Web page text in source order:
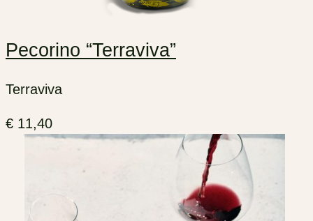
Pecorino “Terraviva”
Terraviva
€ 11,40